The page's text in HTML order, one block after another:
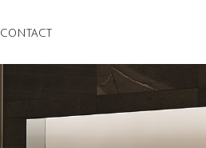
CONTACT